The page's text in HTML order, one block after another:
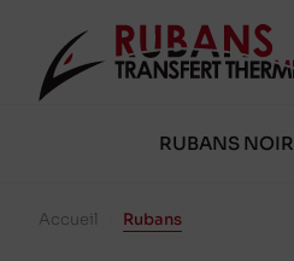
RUBANS NOIR
Accueil Rubans